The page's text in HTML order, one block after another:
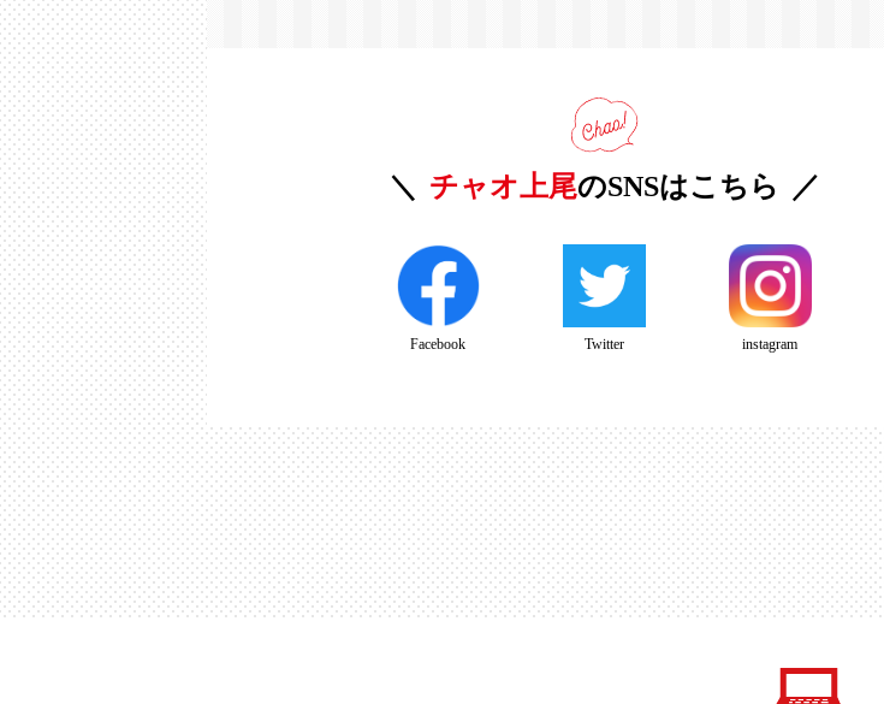
チャオ上尾のSNSはこちら
Facebook Twitter instagram